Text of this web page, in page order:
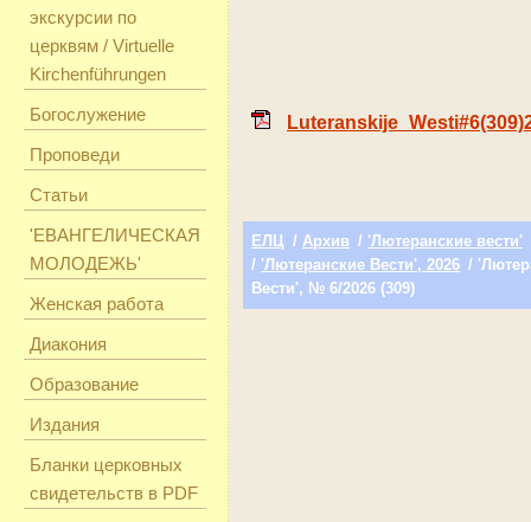
экскурсии по
церквям / Virtuelle
Kirchenführungen
Богослужение
Проповеди
Статьи
'ЕВАНГЕЛИЧЕСКАЯ
МОЛОДЕЖЬ'
Женская работа
Диакония
Образование
Издания
Бланки церковных
свидетельств в PDF
ЕЛЦ / Архив / 'Лютеранские вести'
/ 'Лютеранские Вести', 2026 /
Вести', № 6/2026 (309)